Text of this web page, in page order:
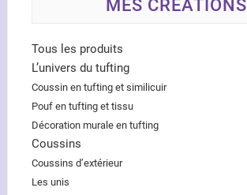
MES CRÉATIONS
Tous les produits
L’univers du tufting
Coussin en tufting et similicuir
Pouf en tufting et tissu
Décoration murale en tufting
Coussins
Coussins d’extérieur
Les unis